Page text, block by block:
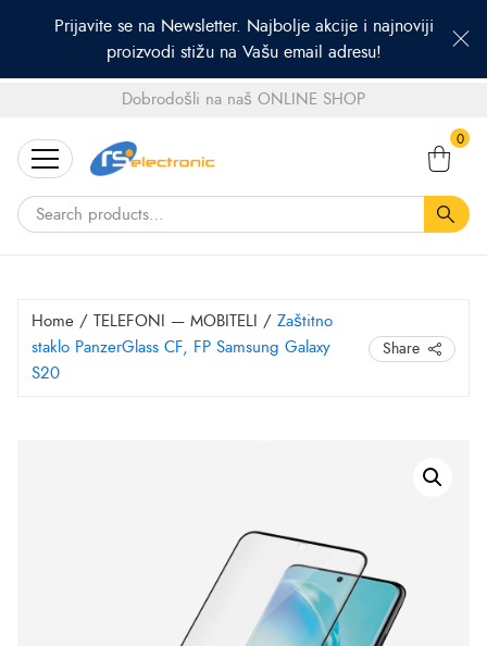
Prijavite se na Newsletter. Najbolje akcije i najnoviji
proizvodi stižu na Vašu email adresu!
Dobrodošli na naš ONLINE SHOP
for:
0
Home / TELEFONI — MOBITELI / Zaštitno
staklo PanzerGlass CF, FP Samsung Galaxy
S20
Share